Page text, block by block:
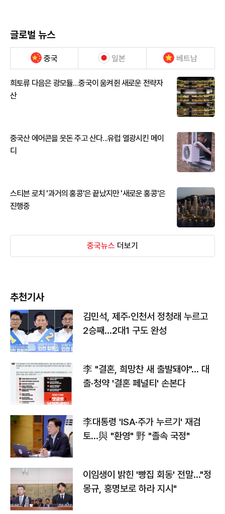
글로벌 뉴스
중국 일본 베트남
희토류 다음은 광모듈…중국이 움켜쥔 새로운 전략자
산
중국산 에어콘을 웃돈 주고 산다...유럽 열광시킨 메이
디
스티븐 로치 '과거의 홍콩'은 끝났지만 '새로운 홍콩'은
진행중
중국뉴스 더보기
추천기사
김민석, 제주·인천서 정청래 누르고
2승째…2대1 구도 완성
李 "결혼, 희망찬 새 출발돼야"… 대
출·청약 '결혼 페널티' 손본다
李대통령 'ISA·주가 누르기' 재검
토…與 "환영" 野 "졸속 국정"
이임생이 밝힌 '빵집 회동' 전말…"정
몽규, 홍명보로 하라 지시"